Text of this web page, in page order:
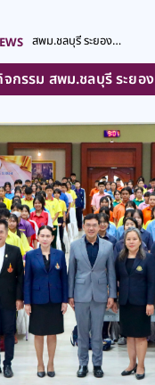
สพม.ชลบุรี ระยอง ร่วมป...
กรรม สพม.ชลบุรี ระยอง